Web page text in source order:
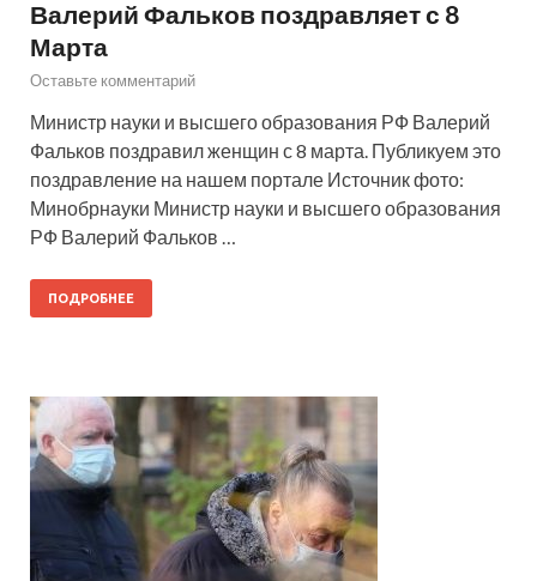
Валерий Фальков поздравляет с 8
Марта
Оставьте комментарий
Министр науки и высшего образования РФ Валерий
Фальков поздравил женщин с 8 марта. Публикуем это
поздравление на нашем портале Источник фото:
Минобрнауки Министр науки и высшего образования
РФ Валерий Фальков …
ПОДРОБНЕЕ